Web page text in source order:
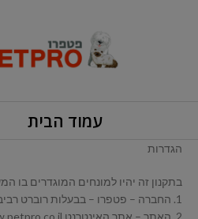
עמוד הבית
הגדרות
בתקנון זה יהיו למונחים המוגדרים בו
1. החברה – פטפרו – בבעלות רוברט רביב
2. האתר – אתר האינטרנט www.petpro.co.il.